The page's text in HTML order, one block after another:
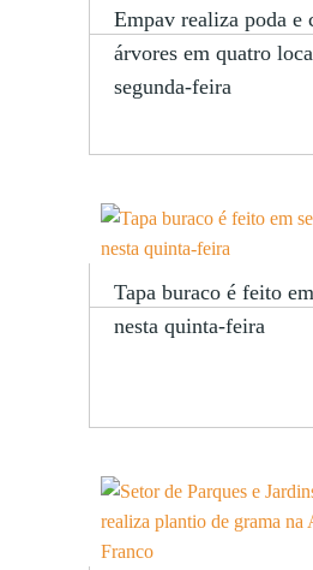
Empav realiza poda e
árvores em quatro
segunda-feira
Tapa buraco é feito
nesta quinta-feira